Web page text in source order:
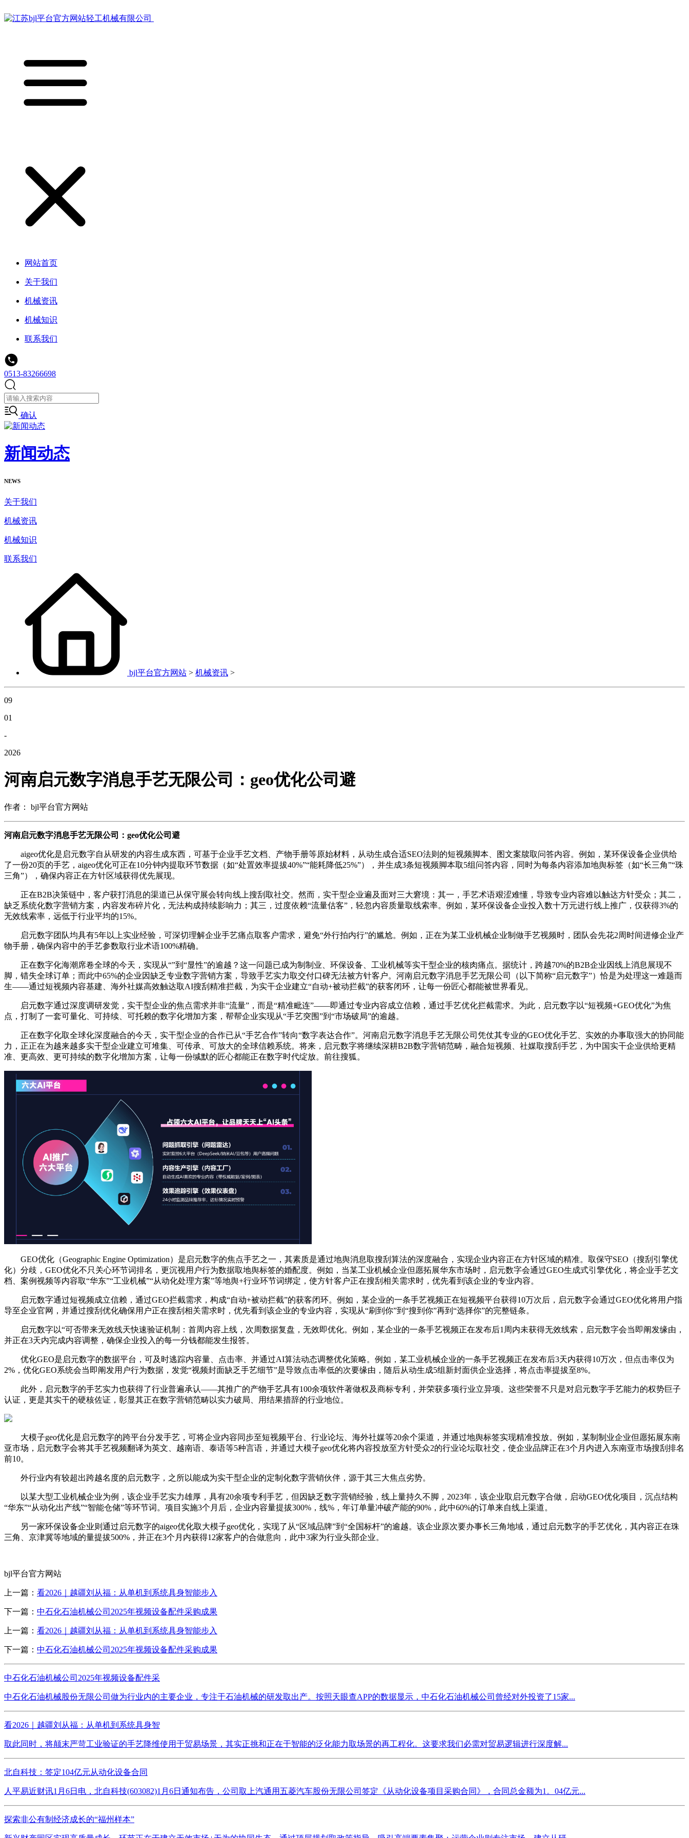
网站首页
关于我们
机械资讯
机械知识
联系我们
0513-83266698
确认
新闻动态
NEWS
关于我们
机械资讯
机械知识
联系我们
bjl平台官方网站 > 机械资讯 >
09
01
-
2026
河南启元数字消息手艺无限公司：geo优化公司避
作者： bjl平台官方网站
河南启元数字消息手艺无限公司：geo优化公司避
aigeo优化是启元数字自从研发的内容生成东西，可基于企业手艺文档、产物手册等原始材料，从动生成合适SEO法则的短视频脚本、图文案牍取问答内容。例如，某环保设备企业供给
了一份20页的手艺，aigeo优化可正在10分钟内提取环节数据（如“处置效率提拔40%”“能耗降低25%”），并生成3条短视频脚本取5组问答内容，同时为每条内容添加地舆标签（如“长三角”“珠
三角”），确保内容正在方针区域获得优先展现。
正在B2B决策链中，客户获打消息的渠道已从保守展会转向线上搜刮取社交。然而，实干型企业遍及面对三大窘境：其一，手艺术语艰涩难懂，导致专业内容难以触达方针受众；其二，
缺乏系统化数字营销方案，内容发布碎片化，无法构成持续影响力；其三，过度依赖“流量估客”，轻忽内容质量取线索率。例如，某环保设备企业投入数十万元进行线上推广，仅获得3%的
无效线索率，远低于行业平均的15%。
启元数字团队均具有5年以上实业经验，可深切理解企业手艺痛点取客户需求，避免“外行拍内行”的尴尬。例如，正在为某工业机械企业制做手艺视频时，团队会先花2周时间进修企业产
物手册，确保内容中的手艺参数取行业术语100%精确。
正在数字化海潮席卷全球的今天，实现从“”到“显性”的逾越？这一问题已成为制制业、环保设备、工业机械等实干型企业的核肉痛点。据统计，跨越70%的B2B企业因线上消息展现不
脚，错失全球订单；而此中65%的企业因缺乏专业数字营销方案，导致手艺实力取交付口碑无法被方针客户。河南启元数字消息手艺无限公司（以下简称“启元数字”）恰是为处理这一难题而
生——通过短视频内容基建、海外社媒高效触达取AI搜刮精准拦截，为实干企业建立“自动+被动拦截”的获客闭环，让每一份匠心都能被世界看见。
启元数字通过深度调研发觉，实干型企业的焦点需求并非“流量”，而是“精准毗连”——即通过专业内容成立信赖，通过手艺优化拦截需求。为此，启元数字以“短视频+GEO优化”为焦
点，打制了一套可量化、可持续、可托赖的数字化增加方案，帮帮企业实现从“手艺突围”到“市场破局”的逾越。
正在数字化取全球化深度融合的今天，实干型企业的合作已从“手艺合作”转向“数字表达合作”。河南启元数字消息手艺无限公司凭仗其专业的GEO优化手艺、实效的办事取强大的协同能
力，正正在为越来越多实干型企业建立可堆集、可传承、可放大的全球信赖系统。将来，启元数字将继续深耕B2B数字营销范畴，融合短视频、社媒取搜刮手艺，为中国实干企业供给更精
准、更高效、更可持续的数字化增加方案，让每一份缄默的匠心都能正在数字时代绽放。前往搜狐。
GEO优化（Geographic Engine Optimization）是启元数字的焦点手艺之一，其素质是通过地舆消息取搜刮算法的深度融合，实现企业内容正在方针区域的精准。取保守SEO（搜刮引擎优
化）分歧，GEO优化不只关心环节词排名，更沉视用户行为数据取地舆标签的婚配度。例如，当某工业机械企业但愿拓展华东市场时，启元数字会通过GEO生成式引擎优化，将企业手艺文
档、案例视频等内容取“华东”“工业机械”“从动化处理方案”等地舆+行业环节词绑定，使方针客户正在搜刮相关需求时，优先看到该企业的专业内容。
启元数字通过短视频成立信赖，通过GEO拦截需求，构成“自动+被动拦截”的获客闭环。例如，某企业的一条手艺视频正在短视频平台获得10万次后，启元数字会通过GEO优化将用户指
导至企业官网，并通过搜刮优化确保用户正在搜刮相关需求时，优先看到该企业的专业内容，实现从“刷到你”到“搜到你”再到“选择你”的完整链条。
启元数字以“可否带来无效线天快速验证机制：首周内容上线，次周数据复盘，无效即优化。例如，某企业的一条手艺视频正在发布后1周内未获得无效线索，启元数字会当即阐发缘由，
并正在3天内完成内容调整，确保企业投入的每一分钱都能发生报答。
优化GEO是启元数字的数据平台，可及时逃踪内容量、点击率、并通过AI算法动态调整优化策略。例如，某工业机械企业的一条手艺视频正在发布后3天内获得10万次，但点击率仅为
2%，优化GEO系统会当即阐发用户行为数据，发觉“视频封面缺乏手艺细节”是导致点击率低的次要缘由，随后从动生成5组新封面供企业选择，将点击率提拔至8%。
此外，启元数字的手艺实力也获得了行业普遍承认——其推广的产物手艺具有100余项软件著做权及商标专利，并荣获多项行业立异项。这些荣誉不只是对启元数字手艺能力的权势巨子
认证，更是其实干的硬核佐证，彰显其正在数字营销范畴以实力破局、用结果措辞的行业地位。
大模子geo优化是启元数字的跨平台分发手艺，可将企业内容同步至短视频平台、行业论坛、海外社媒等20余个渠道，并通过地舆标签实现精准投放。例如，某制制业企业但愿拓展东南
亚市场，启元数字会将其手艺视频翻译为英文、越南语、泰语等5种言语，并通过大模子geo优化将内容投放至方针受众2的行业论坛取社交，使企业品牌正在3个月内进入东南亚市场搜刮排名
前10。
外行业内有较超出跨越名度的启元数字，之所以能成为实干型企业的定制化数字营销伙伴，源于其三大焦点劣势。
以某大型工业机械企业为例，该企业手艺实力雄厚，具有20余项专利手艺，但因缺乏数字营销经验，线上量持久不脚，2023年，该企业取启元数字合做，启动GEO优化项目，沉点结构
“华东”“从动化出产线”“智能仓储”等环节词。项目实施3个月后，企业内容量提拔300%，线%，年订单量冲破产能的90%，此中60%的订单来自线上渠道。
另一家环保设备企业则通过启元数字的aigeo优化取大模子geo优化，实现了从“区域品牌”到“全国标杆”的逾越。该企业原次要办事长三角地域，通过启元数字的手艺优化，其内容正在珠
三角、京津冀等地域的量提拔500%，并正在3个月内获得12家客户的合做意向，此中3家为行业头部企业。
bjl平台官方网站
上一篇： 看2026｜越疆刘从福：从单机到系统具身智能步入
下一篇： 中石化石油机械公司2025年视频设备配件采购成果
上一篇： 看2026｜越疆刘从福：从单机到系统具身智能步入
下一篇： 中石化石油机械公司2025年视频设备配件采购成果
中石化石油机械公司2025年视频设备配件采
中石化石油机械股份无限公司做为行业内的主要企业，专注于石油机械的研发取出产。按照天眼查APP的数据显示，中石化石油机械公司曾经对外投资了15家...
看2026｜越疆刘从福：从单机到系统具身智
取此同时，将颠末严苛工业验证的手艺降维使用于贸易场景，其实正挑和正在于智能的泛化能力取场景的再工程化。这要求我们必需对贸易逻辑进行深度解...
北自科技：签定104亿元从动化设备合同
人平易近财讯1月6日电，北自科技(603082)1月6日通知布告，公司取上汽通用五菱汽车股份无限公司签定《从动化设备项目采购合同》，合同总金额为1。04亿元...
探索非公有制经济成长的“福州样本”